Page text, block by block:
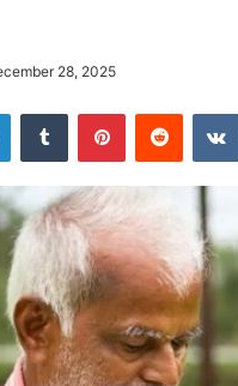
28, 2025
LinkedInTumblr PinterestReddit